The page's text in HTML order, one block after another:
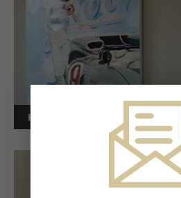
Kunstuitleen voor bedrijven